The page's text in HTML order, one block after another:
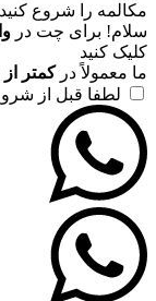
مکالمه را شروع کنید
سلام! برای چت در
کلیک کنید
ما معمولاً درکمتر
لطفا قبل از